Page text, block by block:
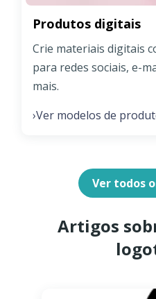
Produtos digitais
Crie materiais digitais
para redes sociais, e-
mais.
›Ver modelos de
Ver todos
Artigos